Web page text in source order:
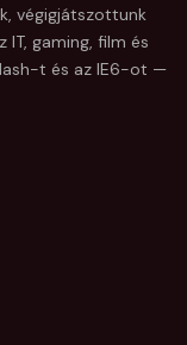
végigjátszottunk
gaming, film és
t és az IE6-ot —